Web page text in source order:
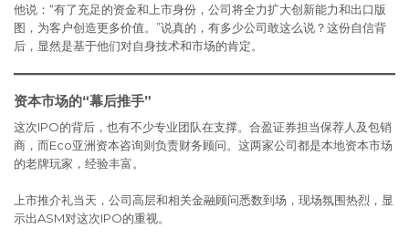
他说：“有了充足的资金和上市身份，公司将全力扩大创新能力和出口版
图，为客户创造更多价值。”说真的，有多少公司敢这么说？这份自信背
后，显然是基于他们对自身技术和市场的肯定。
资本市场的“幕后推手”
这次IPO的背后，也有不少专业团队在支撑。合盈证券担当保荐人及包销
商，而Eco亚洲资本咨询则负责财务顾问。这两家公司都是本地资本市场
的老牌玩家，经验丰富。
上市推介礼当天，公司高层和相关金融顾问悉数到场，现场氛围热烈，显
示出ASM对这次IPO的重视。